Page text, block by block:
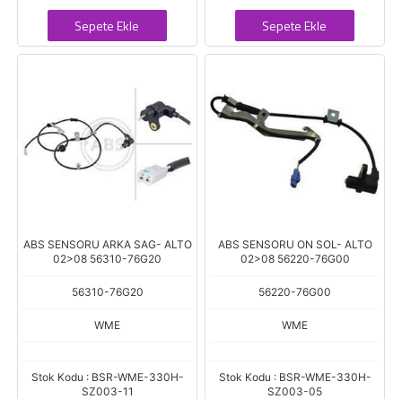
Sepete Ekle Sepete Ekle
ABS SENSORU ARKA SAG- ALTO
02>08 56310-76G20
56310-76G20
WME
Stok Kodu : BSR-WME-330H-
SZ003-11
ABS SENSORU ON SOL- ALTO
02>08 56220-76G00
56220-76G00
WME
Stok Kodu : BSR-WME-330H-
SZ003-05